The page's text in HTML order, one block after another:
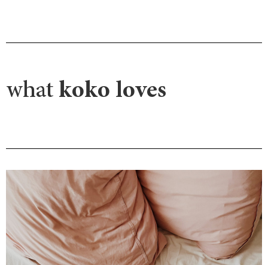
what koko loves